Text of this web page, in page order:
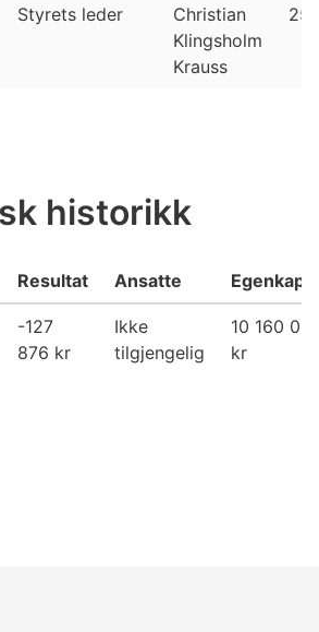
Styrets leder
Christian
Klingsholm
Krauss
historikk
Resultat Ansatte
-127
876 kr
Ikke
tilgjengelig
10 160 010
kr